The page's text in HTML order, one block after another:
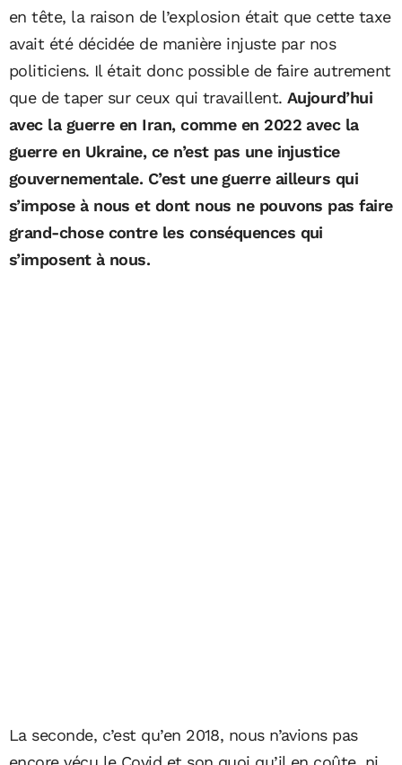
en tête, la raison de l’explosion était que cette taxe
avait été décidée de manière injuste par nos
politiciens. Il était donc possible de faire autrement
que de taper sur ceux qui travaillent. Aujourd’hui
avec la guerre en Iran, comme en 2022 avec la
guerre en Ukraine, ce n’est pas une injustice
gouvernementale. C’est une guerre ailleurs qui
s’impose à nous et dont nous ne pouvons pas faire
grand-chose contre les conséquences qui
s’imposent à nous.
La seconde, c’est qu’en 2018, nous n’avions pas